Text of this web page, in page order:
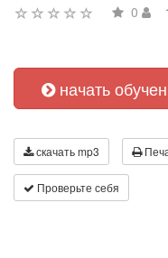
0
начать
скачать mp3
Проверьте себя